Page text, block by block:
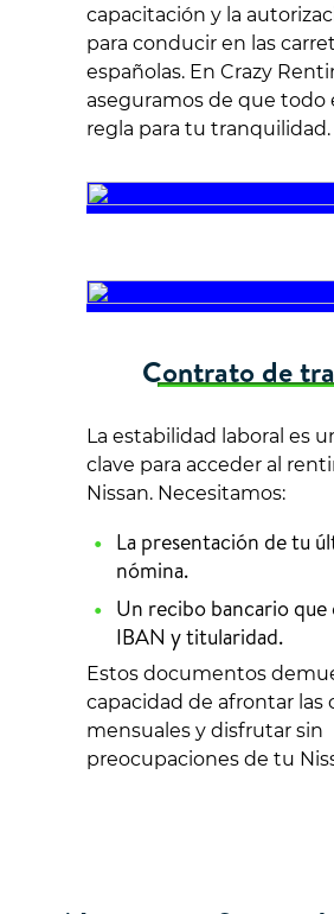
capacitación y la
para conducir en las
españolas. En Crazy
aseguramos de que todo
regla para tu tranquilidad.
Contrato de
La estabilidad laboral es
clave para acceder al
Nissan. Necesitamos:
La presentación de tu
nómina.
Un recibo bancario
IBAN y titularidad.
Estos documentos
capacidad de afrontar las
mensuales y disfrutar sin
preocupaciones de tu